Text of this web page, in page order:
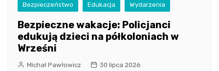
Bezpieczeństwo Edukacja Wydarzenia
Bezpieczne wakacje: Policjanci
edukują dzieci na półkoloniach w
Wrześni
Michał Pawłowicz 30 lipca 2026